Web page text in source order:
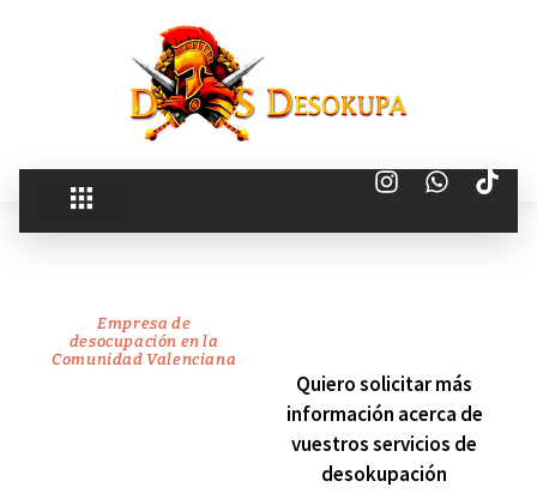
Empresa de
desocupación en la
Comunidad Valenciana
recuperamosQuiero solicitar más
información acerca de
vuestros servicios de
desokupación